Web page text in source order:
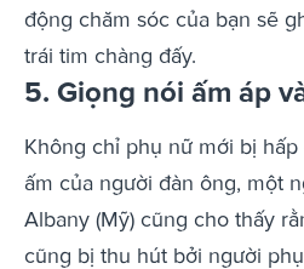
động chăm sóc của bạn sẽ
trái tim chàng đấy.
5. Giọng nói ấm áp
Không chỉ phụ nữ mới bị
ấm của người đàn ông, một
Albany (Mỹ) cũng cho thấy
cũng bị thu hút bởi người